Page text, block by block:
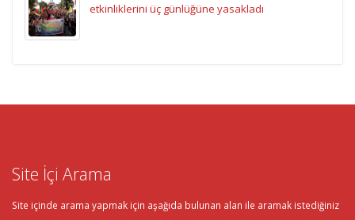
etkinliklerini üç günlüğüne yasakladı
Site İçi Arama
Site içinde arama yapmak için aşağıda bulunan alan ile aramak istediğiniz